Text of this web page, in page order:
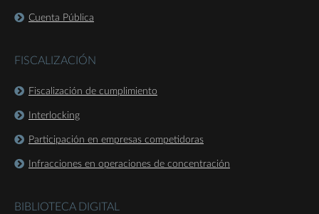
Cuenta Pública
FISCALIZACIÓN
Fiscalización de cumplimiento
Interlocking
Participación en empresas competidoras
Infracciones en operaciones de concentración
BIBLIOTECA DIGITAL